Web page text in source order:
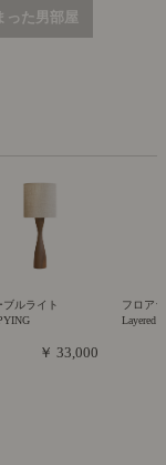
った男部屋
ブルライト
￥ 33,000
フロア
Layered